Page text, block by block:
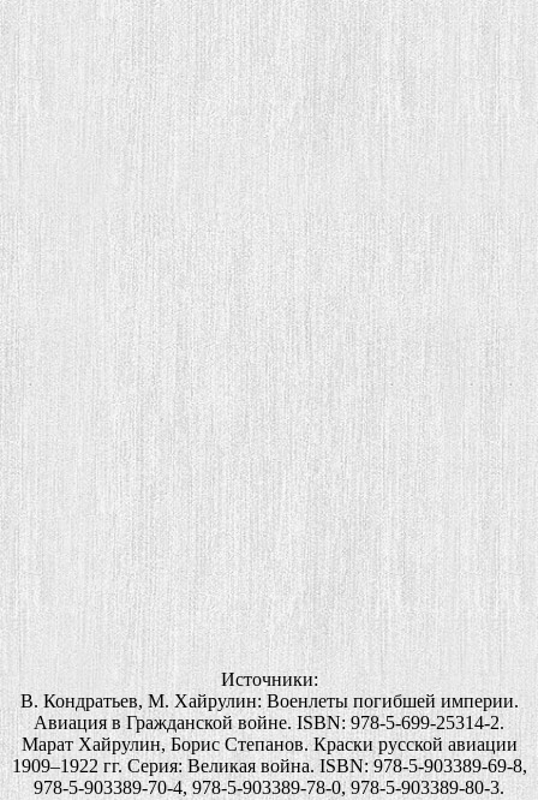
Источники:
В. Кондратьев, М. Хайрулин: Военлеты погибшей империи.
Авиация в Гражданской войне. ISBN: 978-5-699-25314-2.
Марат Хайрулин, Борис Степанов. Краски русской авиации
1909–1922 гг. Серия: Великая война. ISBN: 978-5-903389-69-8,
978-5-903389-70-4, 978-5-903389-78-0, 978-5-903389-80-3.